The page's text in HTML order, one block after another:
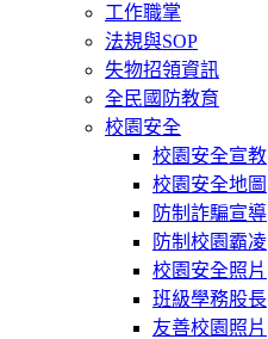
工作職掌
法規與SOP
失物招領資訊
全民國防教育
校園安全
校園安全宣教
校園安全地圖
防制詐騙宣導
防制校園霸凌
校園安全照片
班級學務股長
友善校園照片